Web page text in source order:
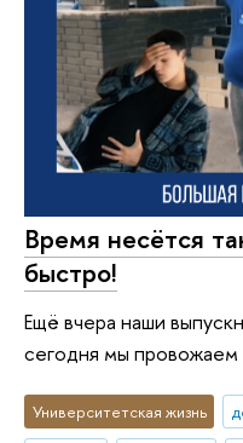
Время несётся
быстро!
Ещё вчера наши
сегодня мы провожаем
Университетская жизнь